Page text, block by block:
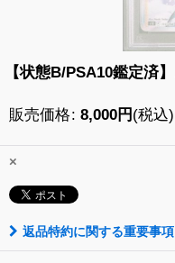
【状態B/PSA10鑑定済
販売価格: 8,000円 (税込)
×
返品特約に関する重要事項